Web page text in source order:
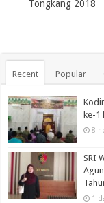
Tongkang 2018
Recent Popular
ke-1
8
SRI
1